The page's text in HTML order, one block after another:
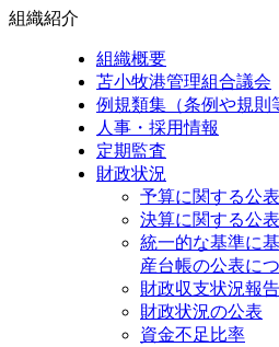
組織紹介
組織概要
苫小牧港管理組合議会
例規類集（条例や規則
人事・採用情報
定期監査
財政状況
予算に関する公
決算に関する公
統一的な基準に
産台帳の公表に
財政収支状況報告
財政状況の公表
資金不足比率